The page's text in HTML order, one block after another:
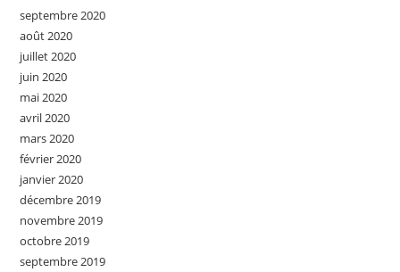
septembre 2020
août 2020
juillet 2020
juin 2020
mai 2020
avril 2020
mars 2020
février 2020
janvier 2020
décembre 2019
novembre 2019
octobre 2019
septembre 2019